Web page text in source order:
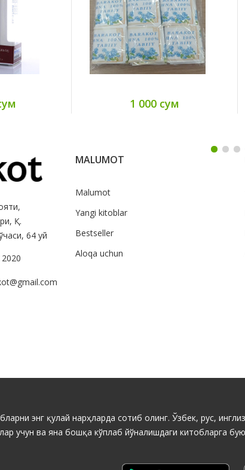
1 000 сум
Қ.
64 уй
MALUMOT
Malumot
Yangi kitoblar
Bestseller
Aloqa uchun
энг қулай нарҳларда сотиб олинг. Ўзбек, рус,
учун ва яна бошқа кўплаб йўналишдаги китобларга